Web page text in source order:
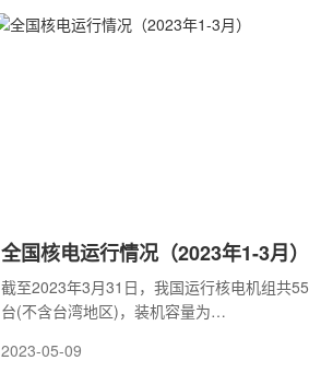
全国核电运行情况（2023年1-3月）
截至2023年3月31日，我国运行核电机组共55
台(不含台湾地区)，装机容量为
全国共有1台核电机组投入商运，详见表1。
2023-05-09